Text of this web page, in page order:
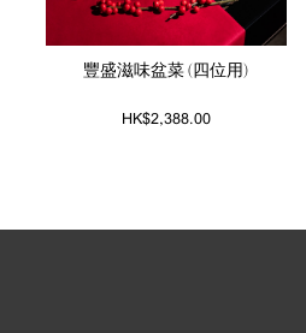
豐盛滋味盆菜 (四位用)
HK$2,388.00